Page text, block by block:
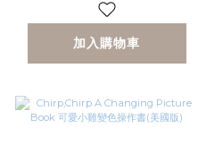
加入購物車